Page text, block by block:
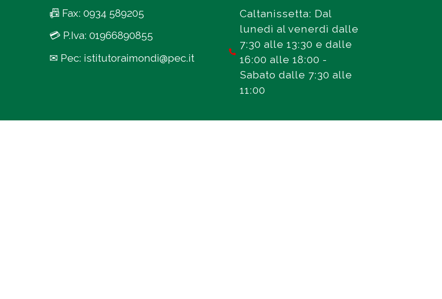
📠 Fax: 0934 589205
💳 P.Iva: 01966890855
✉ Pec: istitutoraimondi@pec.it
Caltanissetta: Dal
lunedì al venerdì dalle
7:30 alle 13:30 e dalle
16:00 alle 18:00 -
Sabato dalle 7:30 alle
11:00